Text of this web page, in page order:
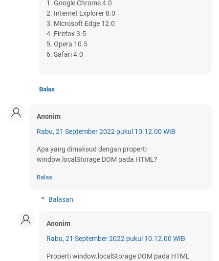
1. Google Chrome 4.0
2. Internet Explorer 8.0
3. Microsoft Edge 12.0
4. Firefox 3.5
5. Opera 10.5
6. Safari 4.0
Balas
Anonim
Rabu, 21 September 2022 pukul 10.12.00 WIB
Apa yang dimaksud dengan properti
window.localStorage DOM pada HTML?
Balas
Balasan
Anonim
Rabu, 21 September 2022 pukul 10.12.00 WIB
Properti window.localStorage DOM pada HTML